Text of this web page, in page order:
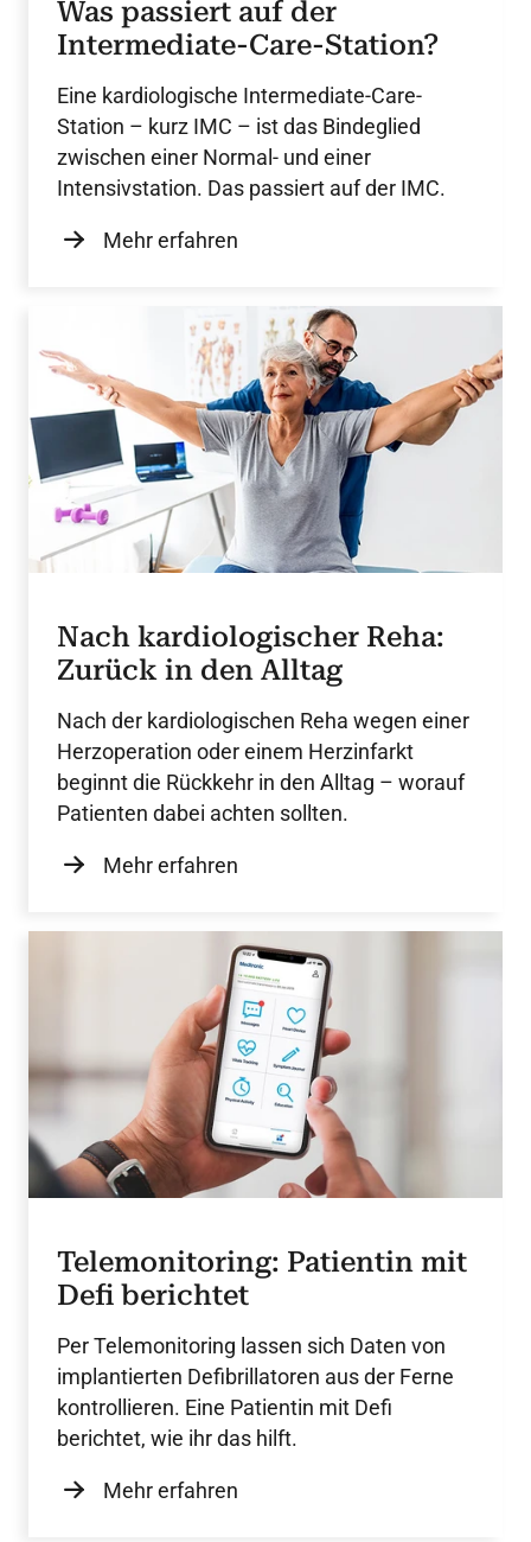
Was passiert auf der
Intermediate-Care-Station?
Eine kardiologische Intermediate-Care-
Station – kurz IMC – ist das Bindeglied
zwischen einer Normal- und einer
Intensivstation. Das passiert auf der IMC.
Mehr erfahren
Nach kardiologischer Reha:
Zurück in den Alltag
Nach der kardiologischen Reha wegen einer
Herzoperation oder einem Herzinfarkt
beginnt die Rückkehr in den Alltag – worauf
Patienten dabei achten sollten.
Mehr erfahren
Telemonitoring: Patientin mit
Defi berichtet
Per Telemonitoring lassen sich Daten von
implantierten Defibrillatoren aus der Ferne
kontrollieren. Eine Patientin mit Defi
berichtet, wie ihr das hilft.
Mehr erfahren